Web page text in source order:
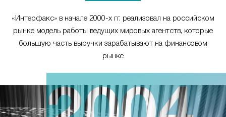
«Интерфакс» в начале 2000-х гг. реализовал на российском
рынке модель работы ведущих мировых агентств, которые
большую часть выручки зарабатывают на финансовом
рынке